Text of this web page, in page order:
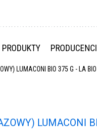
PRODUKTY PRODUCENCI
LUMACONI BIO 375 G - LA
LUMACONI